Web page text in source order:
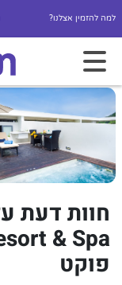
למה להזמין אצלנו?
פוקט